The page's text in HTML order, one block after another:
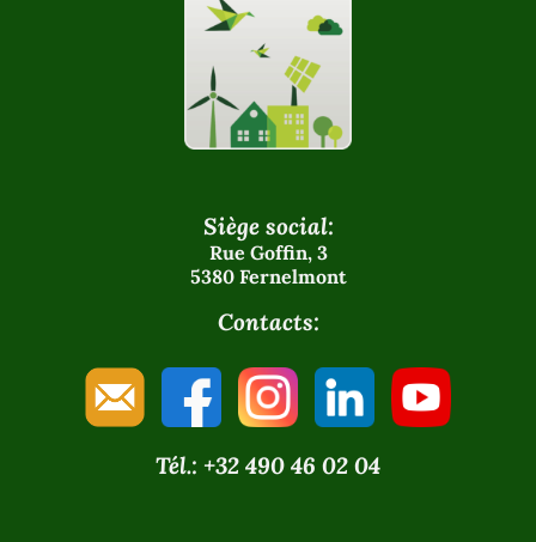
Siège social:
Rue Goffin, 3
5380 Fernelmont
Contacts:
Tél.: +32 490 46 02 04